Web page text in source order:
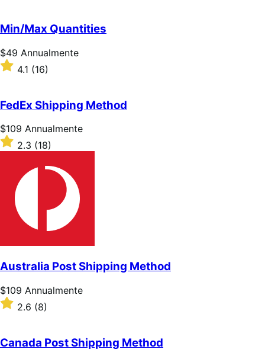
5
stelle
Min/Max Quantities
Prezzo
$49
Annualmente
$49 Annualmente
Valutato
4.1
5
stelle
4.1 (16)
FedEx Shipping Method
Prezzo
$109
Annualmente
$109 Annualmente
Valutato
2.3
stelle
2.3 (18)
Australia Post Shipping Method
Prezzo
$109
Annualmente
$109 Annualmente
Valutato
2.6
5
stelle
2.6 (8)
Canada Post Shipping Method